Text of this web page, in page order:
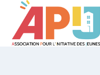
contenu